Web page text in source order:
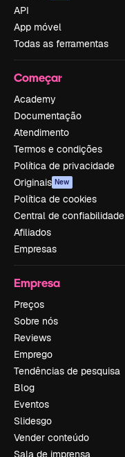
API
App móvel
Todas as ferramentas
Começar
Academy
Documentação
Atendimento
Termos e condições
Política de privacidade
Originais New
Política de cookies
Central de confiabilidade
Afiliados
Empresas
Empresa
Preços
Sobre nós
Reviews
Emprego
Tendências de pesquisa
Blog
Eventos
Slidesgo
Vender conteúdo
Sala de imprensa